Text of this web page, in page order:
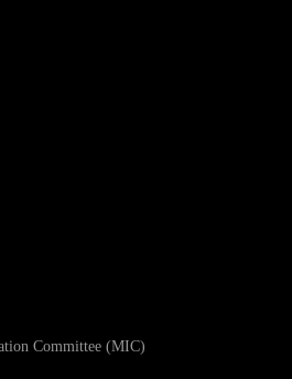
Committee (MIC)